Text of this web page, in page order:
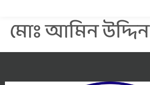
মোঃ আমিন উদ্দিন